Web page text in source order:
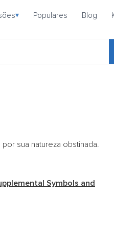
▾ Populares Blog
sua natureza obstinada.
Symbols and